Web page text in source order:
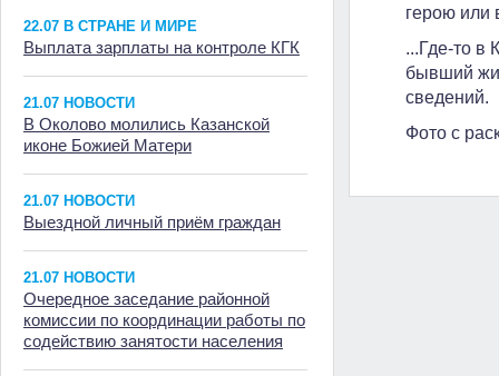
22.07 В СТРАНЕ И МИРЕ
Выплата зарплаты на контроле КГК
21.07 НОВОСТИ
В Околово молились Казанской
иконе Божией Матери
21.07 НОВОСТИ
Выездной личный приём граждан
21.07 НОВОСТИ
Очередное заседание районной
комиссии по координации работы по
содействию занятости населения
герою или
...Где-то в
бывший
сведений.
Фото с